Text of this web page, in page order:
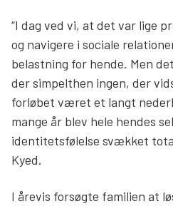
“I dag ved vi, at det var lige
og navigere i sociale
belastning for hende. Men
der simpelthen ingen, der
forløbet været et langt
mange år blev hele hendes
identitetsfølelse svækket
Kyed.
I årevis forsøgte familien at